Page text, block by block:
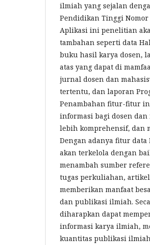
ilmiah yang sejalan
Pendidikan Tinggi Nomor
Aplikasi ini penelitian
tambahan seperti data
buku hasil karya dosen,
atas yang dapat di
jurnal dosen dan
tertentu, dan laporan
Penambahan fitur-fitur
informasi bagi dosen
lebih komprehensif, dan
Dengan adanya fitur
akan terkelola dengan
menambah sumber
tugas perkuliahan,
memberikan manfaat
dan publikasi ilmiah.
diharapkan dapat
informasi karya ilmiah,
kuantitas publikasi